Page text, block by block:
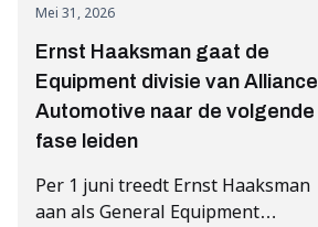
Mei 31, 2026
Ernst Haaksman gaat de
Equipment divisie van Alliance
Automotive naar de volgende
fase leiden
Per 1 juni treedt Ernst Haaksman
aan als General Equipment